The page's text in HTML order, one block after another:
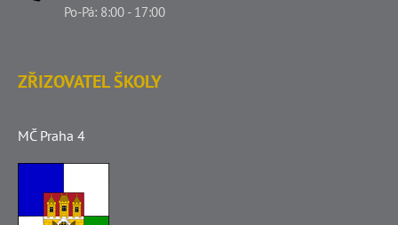
Po-Pá: 8:00 - 17:00
ZŘIZOVATEL ŠKOLY
MČ Praha 4